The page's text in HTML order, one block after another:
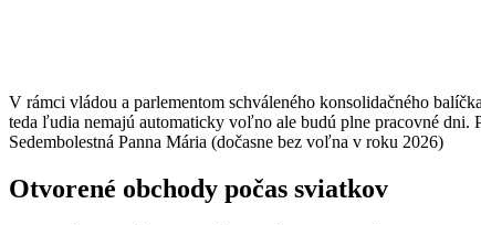
V rámci vládou a parlementom schváleného konsolidačného
teda ľudia nemajú automaticky voľno ale budú plne pracovné dni.
Sedembolestná Panna Mária (dočasne bez voľna v roku 2026)
Otvorené obchody počas sviatkov